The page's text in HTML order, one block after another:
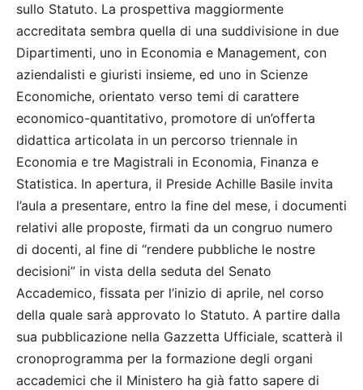
sullo Statuto. La prospettiva maggiormente
accreditata sembra quella di una suddivisione in due
Dipartimenti, uno in Economia e Management, con
aziendalisti e giuristi insieme, ed uno in Scienze
Economiche, orientato verso temi di carattere
economico-quantitativo, promotore di un’offerta
didattica articolata in un percorso triennale in
Economia e tre Magistrali in Economia, Finanza e
Statistica. In apertura, il Preside Achille Basile invita
l’aula a presentare, entro la fine del mese, i documenti
relativi alle proposte, firmati da un congruo numero
di docenti, al fine di “rendere pubbliche le nostre
decisioni” in vista della seduta del Senato
Accademico, fissata per l’inizio di aprile, nel corso
della quale sarà approvato lo Statuto. A partire dalla
sua pubblicazione nella Gazzetta Ufficiale, scatterà il
cronoprogramma per la formazione degli organi
accademici che il Ministero ha già fatto sapere di